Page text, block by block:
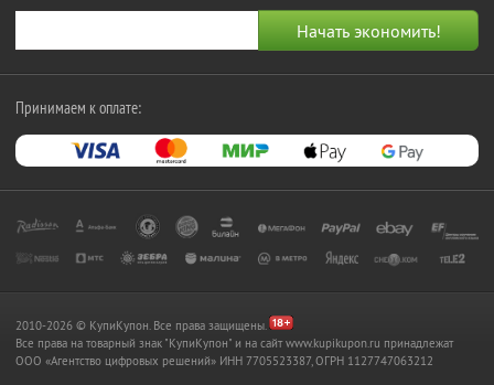
Принимаем к оплате:
2010-2026 © КупиКупон. Все права защищены.
Все права на товарный знак "КупиКупон" и на сайт www.kupikupon.ru принадлежат
OOO «Агентство цифровых решений» ИНН 7705523387, ОГРН 1127747063212